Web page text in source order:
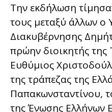
Την εκδήλωση
τους μεταξύ άλλων
Διακυβέρνησης
πρώην διοικητής
Ευθύμιος
της τράπεζας της
Παπακωνσταντίνου,
της Ένωσης Ελλήνων